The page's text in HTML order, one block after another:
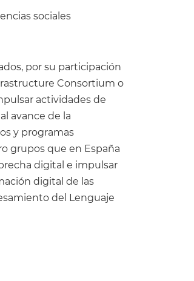
sociales
por su participación
Consortium o
actividades de
avance de la
y programas
grupos que en España
digital e impulsar
digital de las
del Lenguaje